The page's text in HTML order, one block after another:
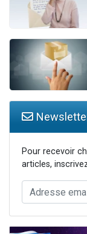
Pour recevoir
articles,